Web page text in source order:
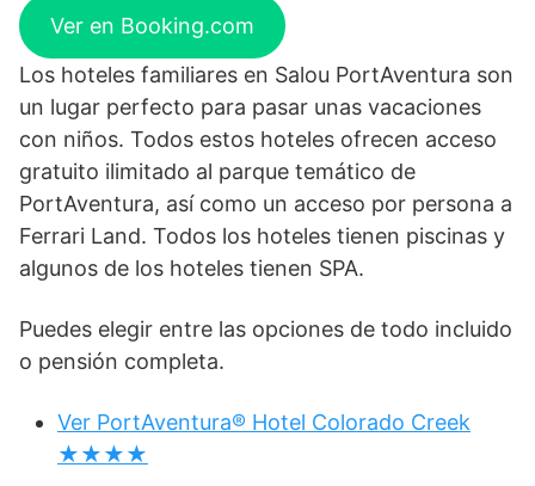
Ver en Booking.com
Los hoteles familiares en Salou PortAventura son
un lugar perfecto para pasar unas vacaciones
con niños. Todos estos hoteles ofrecen acceso
gratuito ilimitado al parque temático de
PortAventura, así como un acceso por persona a
Ferrari Land. Todos los hoteles tienen piscinas y
algunos de los hoteles tienen SPA.
Puedes elegir entre las opciones de todo incluido
o pensión completa.
Ver PortAventura® Hotel Colorado Creek
★★★★